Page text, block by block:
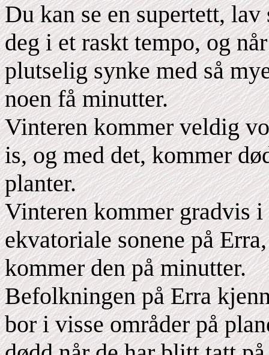
Du kan se en supertett,
deg i et raskt tempo, og
plutselig synke med så
noen få minutter.
Vinteren kommer veldig
is, og med det, kommer
planter.
Vinteren kommer gradvis
ekvatoriale sonene på
kommer den på minutter.
Befolkningen på Erra
bor i visse områder på